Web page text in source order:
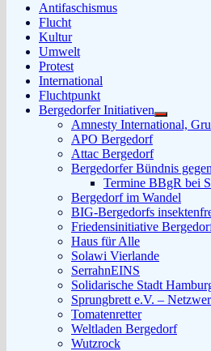
Antifaschismus
Flucht
Kultur
Umwelt
Protest
International
Fluchtpunkt
Bergedorfer Initiativen
Untermenü
anzeigen
Amnesty International,
APO Bergedorf
Attac Bergedorf
Bergedorfer Bündnis
Termine BBgR bei
Bergedorf im Wandel
BIG-Bergedorfs
Friedensinitiative
Haus für Alle
Solawi Vierlande
SerrahnEINS
Solidarische Stadt
Sprungbrett e.V. –
Tomatenretter
Weltladen Bergedorf
Wutzrock